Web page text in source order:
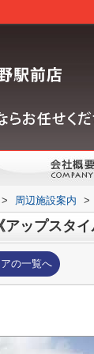
> 周辺施設案内 >
ップスタイ
の一覧へ